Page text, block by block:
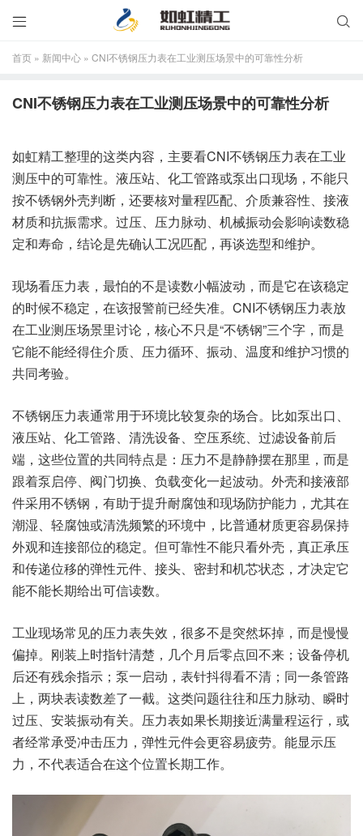


首页 » 新闻中心 » CNI不锈钢压力表在工业测压场景中的可靠性分析
CNI不锈钢压力表在工业测压场景中的可靠性分析
如虹精工整理的这类内容，主要看CNI不锈钢压力表在工业
测压中的可靠性。液压站、化工管路或泵出口现场，不能只
按不锈钢外壳判断，还要核对量程匹配、介质兼容性、接液
材质和抗振需求。过压、压力脉动、机械振动会影响读数稳
定和寿命，结论是先确认工况匹配，再谈选型和维护。
现场看压力表，最怕的不是读数小幅波动，而是它在该稳定
的时候不稳定，在该报警前已经失准。CNI不锈钢压力表放
在工业测压场景里讨论，核心不只是“不锈钢”三个字，而是
它能不能经得住介质、压力循环、振动、温度和维护习惯的
共同考验。
不锈钢压力表通常用于环境比较复杂的场合。比如泵出口、
液压站、化工管路、清洗设备、空压系统、过滤设备前后
端，这些位置的共同特点是：压力不是静静摆在那里，而是
跟着泵启停、阀门切换、负载变化一起波动。外壳和接液部
件采用不锈钢，有助于提升耐腐蚀和现场防护能力，尤其在
潮湿、轻腐蚀或清洗频繁的环境中，比普通材质更容易保持
外观和连接部位的稳定。但可靠性不能只看外壳，真正承压
和传递位移的弹性元件、接头、密封和机芯状态，才决定它
能不能长期给出可信读数。
工业现场常见的压力表失效，很多不是突然坏掉，而是慢慢
偏掉。刚装上时指针清楚，几个月后零点回不来；设备停机
后还有残余指示；泵一启动，表针抖得看不清；同一条管路
上，两块表读数差了一截。这类问题往往和压力脉动、瞬时
过压、安装振动有关。压力表如果长期接近满量程运行，或
者经常承受冲击压力，弹性元件会更容易疲劳。能显示压
力，不代表适合在这个位置长期工作。